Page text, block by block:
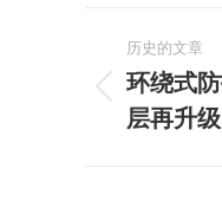
章
历史的文章
历
史
环绕式
层再升级